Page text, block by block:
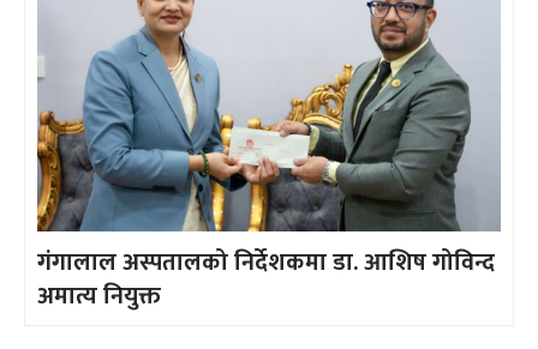
गंगालाल अस्पतालको निर्देशकमा डा. आशिष गोविन्द
अमात्य नियुक्त